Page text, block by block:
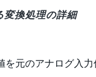
換処理の詳細
元のアナログ入